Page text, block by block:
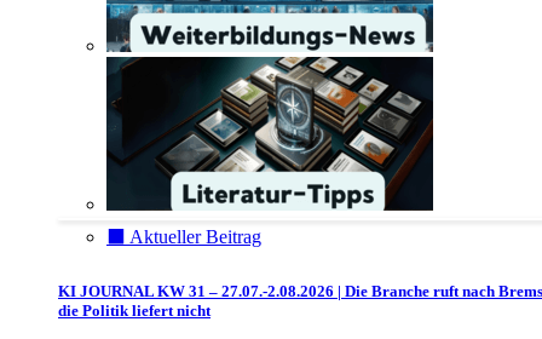
⬛️ Aktueller Beitrag
KI JOURNAL KW 31 – 27.07.-2.08.2026 | Die Branche ruft nach
die Politik liefert nicht